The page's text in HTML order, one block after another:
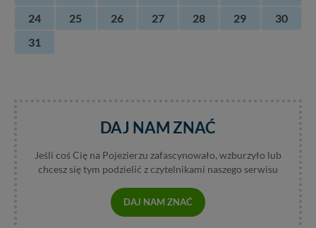
24
25 26 27 28 29
30
31
DAJ NAM ZNAĆ
Jeśli coś Cię na Pojezierzu zafascynowało, wzburzyło lub
chcesz się tym podzielić z czytelnikami naszego serwisu
DAJ NAM ZNAĆ
Dziękujemy.
Pojezierze Gnieźnieńskie - odkrywaj i wypoczywaj...
Pojezierze Gnieźnieńskie - na weekend, wycieczkę,